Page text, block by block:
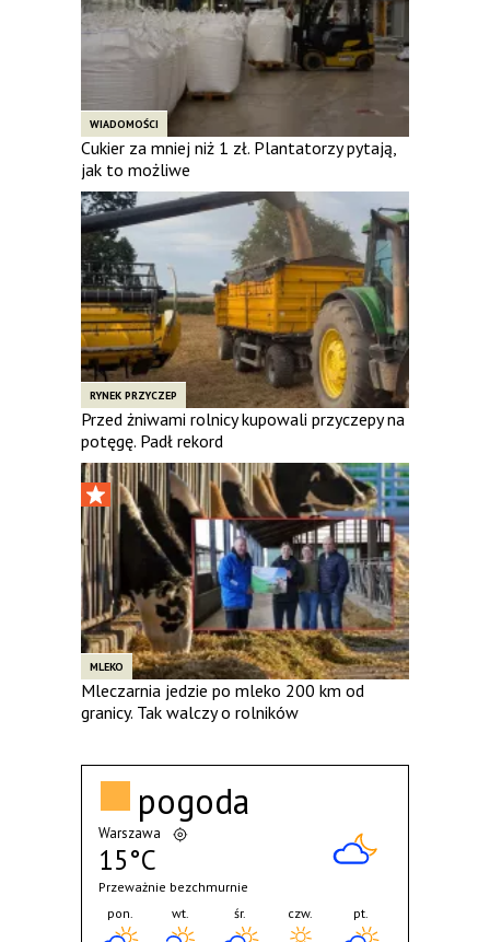
WIADOMOŚCI
Cukier za mniej niż 1 zł. Plantatorzy pytają,
jak to możliwe
RYNEK PRZYCZEP
Przed żniwami rolnicy kupowali przyczepy na
potęgę. Padł rekord
MLEKO
Mleczarnia jedzie po mleko 200 km od
granicy. Tak walczy o rolników
pogoda
Warszawa
15°C
Przeważnie bezchmurnie
pon.
wt. śr. czw. pt.